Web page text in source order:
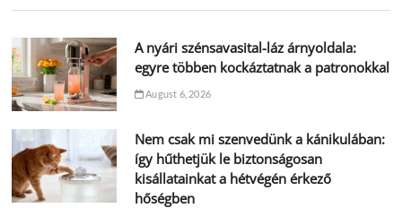
A nyári szénsavasital-láz árnyoldala:
egyre többen kockáztatnak a patronokkal
August 6, 2026
Nem csak mi szenvedünk a kánikulában:
így hűthetjük le biztonságosan
kisállatainkat a hétvégén érkező
hőségben